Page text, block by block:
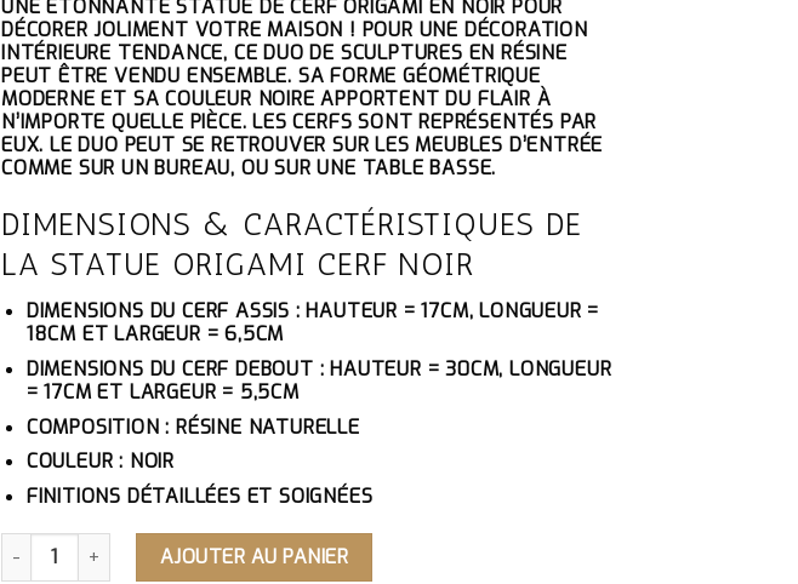
INITIAL
ÉTAIT :
93.10€.
ACTUEL
EST :
88.45€.
UNE ÉTONNANTE STATUE DE CERF ORIGAMI EN NOIR POUR
DÉCORER JOLIMENT VOTRE MAISON ! POUR UNE DÉCORATION
INTÉRIEURE TENDANCE, CE DUO DE SCULPTURES EN RÉSINE
PEUT ÊTRE VENDU ENSEMBLE. SA FORME GÉOMÉTRIQUE
MODERNE ET SA COULEUR NOIRE APPORTENT DU FLAIR À
N’IMPORTE QUELLE PIÈCE. LES CERFS SONT REPRÉSENTÉS PAR
EUX. LE DUO PEUT SE RETROUVER SUR LES MEUBLES D’ENTRÉE
COMME SUR UN BUREAU, OU SUR UNE TABLE BASSE.
DIMENSIONS & CARACTÉRISTIQUES DE
LA STATUE ORIGAMI CERF NOIR
DIMENSIONS DU CERF ASSIS : HAUTEUR = 17CM, LONGUEUR =
18CM ET LARGEUR = 6,5CM
DIMENSIONS DU CERF DEBOUT : HAUTEUR = 30CM, LONGUEUR
= 17CM ET LARGEUR = 5,5CM
COMPOSITION : RÉSINE NATURELLE
COULEUR : NOIR
FINITIONS DÉTAILLÉES ET SOIGNÉES
QUANTITÉ DE STATUE ORIGAMI CERF NOIR
AJOUTER AU PANIER